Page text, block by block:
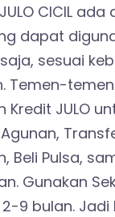
CICIL
dapat
sesuai
Temen-
Kredit JULO
Beli Pulsa,
Gunakan
9 bulan. Jadi